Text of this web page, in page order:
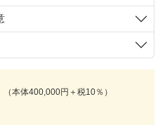
（本体400,000円＋税10％）